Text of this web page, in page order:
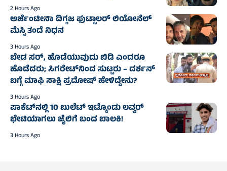
2 Hours Ago
ಅರ್ಜೆಂಟೀನಾ ದಿಗ್ಗಜ ಫುಟ್ಬಾಲರ್‌ ಲಿಯೋನೆಲ್‌
ಮೆಸ್ಸಿ ತಂದೆ ನಿಧನ
3 Hours Ago
ಬೇಡ ಸರ್, ಹೊಡೆಯುವುದು ಬಿಡಿ ಎಂದರೂ
ಹೊಡೆದರು; ಸಿಗರೇಟ್‌ನಿಂದ ಸುಟ್ಟರು – ದರ್ಶನ್‌
ಬಗ್ಗೆ ಮಾಫಿ ಸಾಕ್ಷಿ ಪ್ರದೋಷ್‌ ಹೇಳಿದ್ದೇನು?
3 Hours Ago
ಪಾಕೆಟ್‌ನಲ್ಲಿ 10 ಬುಲೆಟ್‌ ಇಟ್ಕೊಂಡು ಲವ್ವರ್‌
ಭೇಟಿಯಾಗಲು ಜೈಲಿಗೆ ಬಂದ ಬಾಲಕಿ!
3 Hours Ago